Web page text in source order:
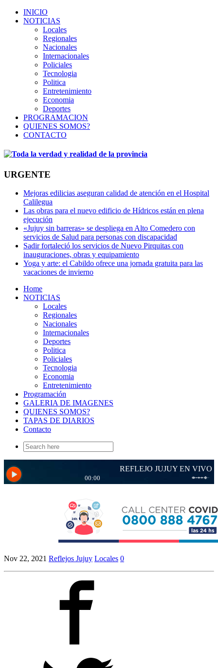
INICIO
NOTICIAS
Locales
Regionales
Nacionales
Internacionales
Policiales
Tecnologia
Politica
Entretenimiento
Economia
Deportes
PROGRAMACION
QUIENES SOMOS?
CONTACTO
URGENTE
Mejoras edilicias aseguran calidad de atención en el Hospital
Calilegua
Las obras para el nuevo edificio de Hídricos están en plena
ejecución
«Jujuy sin barreras» se despliega en Alto Comedero con
servicios de Salud para personas con discapacidad
Sadir fortaleció los servicios de Nuevo Pirquitas con
inauguraciones, obras y equipamiento
Yoga y arte: el Cabildo ofrece una jornada gratuita para las
vacaciones de invierno
Home
NOTICIAS
Locales
Regionales
Nacionales
Internacionales
Deportes
Politica
Policiales
Tecnologia
Economia
Entretenimiento
Programación
GALERIA DE IMAGENES
QUIENES SOMOS?
TAPAS DE DIARIOS
Contacto
Search
for:
Nov 22, 2021 Reflejos Jujuy Locales 0